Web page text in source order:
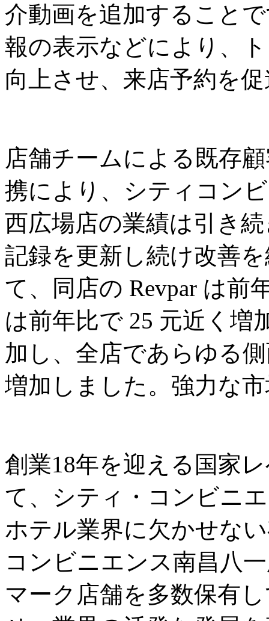
介動画を追加すること
報の表示などにより、
向上させ、来店予約を
店舗チームによる既存
携により、シティコン
西広場店の業績は引き
記録を更新し続け改善
て、同店の Revpar は前
は前年比で 25 元近く増
加し、全店であらゆる
増加しました。強力な
創業18年を迎える国家
て、シティ・コンビニ
ホテル業界に欠かせな
コンビニエンス南昌八
マーク店舗を多数保有